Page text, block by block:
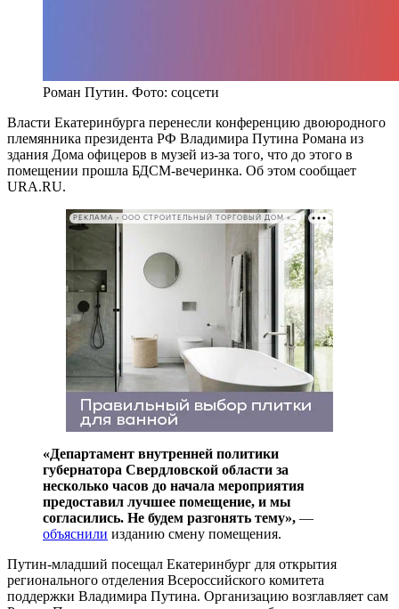
Роман Путин. Фото: соцсети
Власти Екатеринбурга перенесли конференцию двоюродного
племянника президента РФ Владимира Путина Романа из
здания Дома офицеров в музей из-за того, что до этого в
помещении прошла БДСМ-вечеринка. Об этом сообщает
URA.RU.
РЕКЛАМА • ООО СТРОИТЕЛЬНЫЙ ТОРГОВЫЙ ДОМ «ПЕТРОВИЧ». ИНН: 7802348846
«Департамент внутренней политики
губернатора Свердловской области за
несколько часов до начала мероприятия
предоставил лучшее помещение, и мы
согласились. Не будем разгонять тему», —
объяснили изданию смену помещения.
Путин-младший посещал Екатеринбург для открытия
регионального отделения Всероссийского комитета
поддержки Владимира Путина. Организацию возглавляет сам